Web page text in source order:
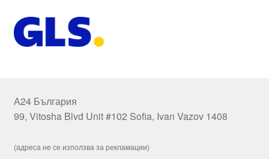
А24 България
99, Vitosha Blvd Unit #102 Sofia, Ivan Vazov 1408
(адреса не се използва за рекламации)